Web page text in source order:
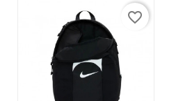
favorite_border